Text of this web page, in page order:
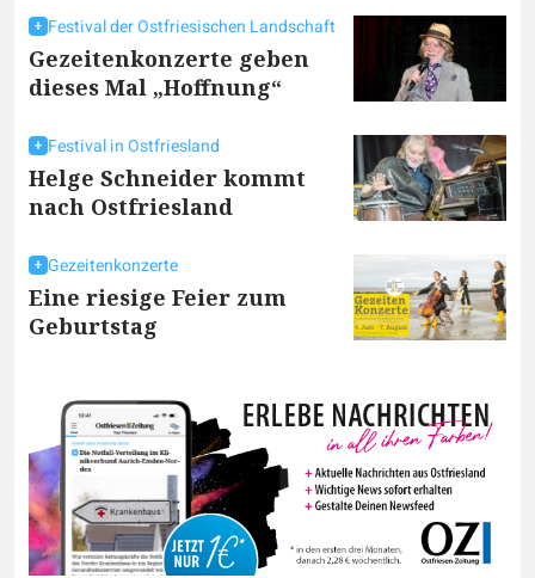
Festival der Ostfriesischen Landschaft
Gezeitenkonzerte geben
dieses Mal „Hoffnung“
Festival in Ostfriesland
Helge Schneider kommt
nach Ostfriesland
Gezeitenkonzerte
Eine riesige Feier zum
Geburtstag